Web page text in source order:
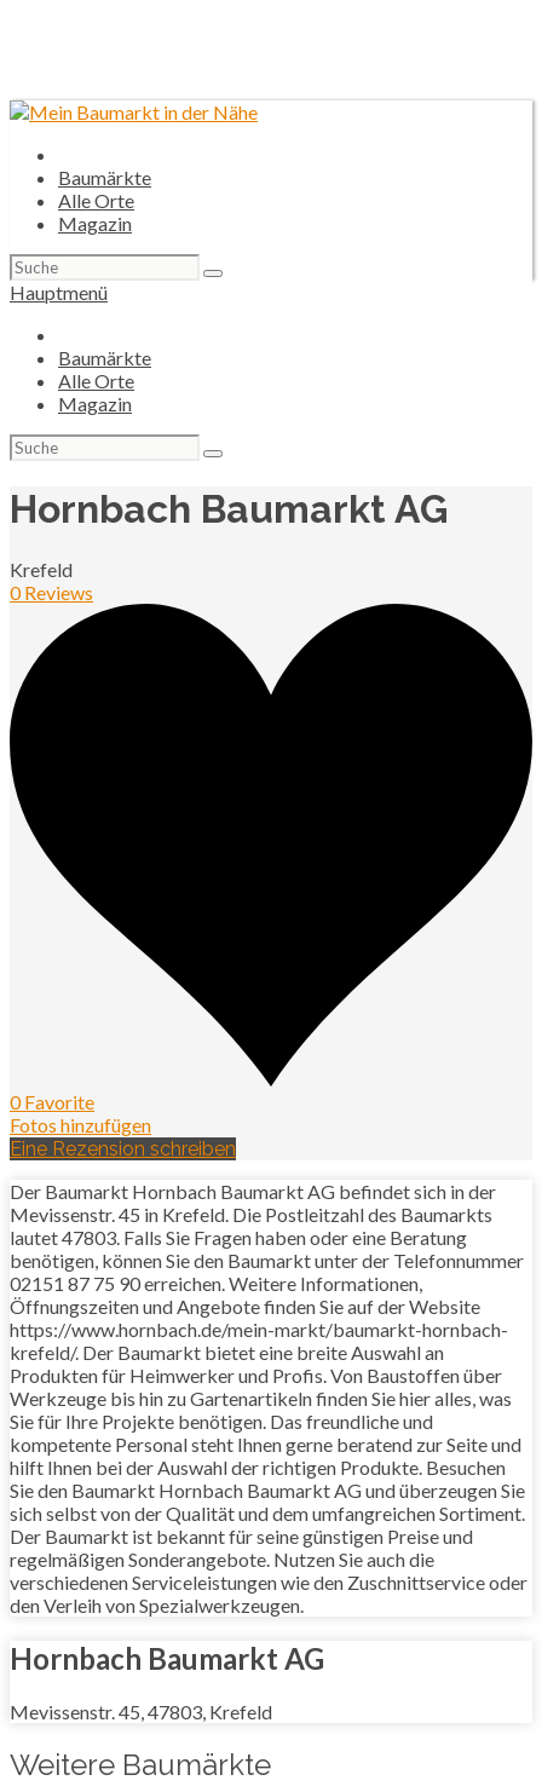
Baumärkte
Alle Orte
Magazin
Suchen
nach:
Hauptmenü
Baumärkte
Alle Orte
Magazin
Suchen
nach:
Hornbach Baumarkt AG
Krefeld
0 Reviews
0 Favorite
Fotos hinzufügen
Eine Rezension schreiben
Der Baumarkt Hornbach Baumarkt AG befindet sich in der
Mevissenstr. 45 in Krefeld. Die Postleitzahl des Baumarkts
lautet 47803. Falls Sie Fragen haben oder eine Beratung
benötigen, können Sie den Baumarkt unter der Telefonnummer
02151 87 75 90 erreichen. Weitere Informationen,
Öffnungszeiten und Angebote finden Sie auf der Website
https://www.hornbach.de/mein-markt/baumarkt-hornbach-
krefeld/. Der Baumarkt bietet eine breite Auswahl an
Produkten für Heimwerker und Profis. Von Baustoffen über
Werkzeuge bis hin zu Gartenartikeln finden Sie hier alles, was
Sie für Ihre Projekte benötigen. Das freundliche und
kompetente Personal steht Ihnen gerne beratend zur Seite und
hilft Ihnen bei der Auswahl der richtigen Produkte. Besuchen
Sie den Baumarkt Hornbach Baumarkt AG und überzeugen Sie
sich selbst von der Qualität und dem umfangreichen Sortiment.
Der Baumarkt ist bekannt für seine günstigen Preise und
regelmäßigen Sonderangebote. Nutzen Sie auch die
verschiedenen Serviceleistungen wie den Zuschnittservice oder
den Verleih von Spezialwerkzeugen.
Hornbach Baumarkt AG
Mevissenstr. 45, 47803, Krefeld
Weitere Baumärkte